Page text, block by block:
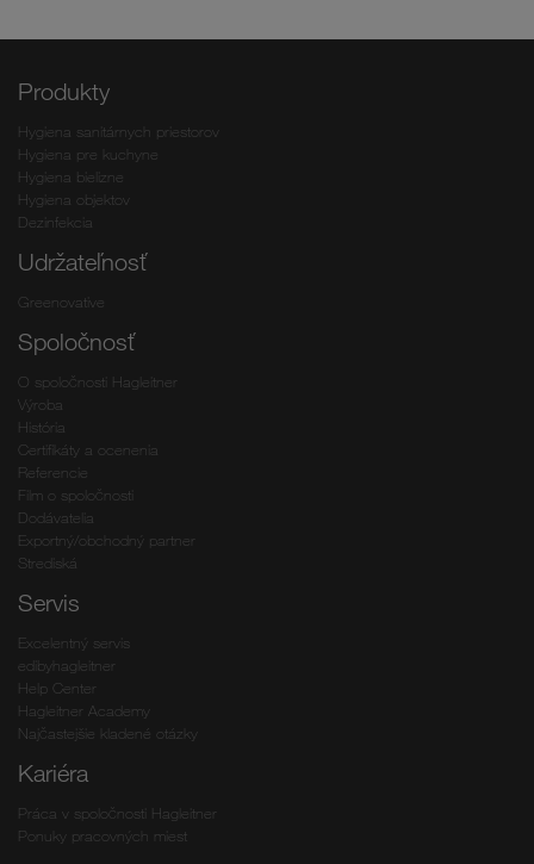
Produkty
Hygiena sanitárnych priestorov
Hygiena pre kuchyne
Hygiena bielizne
Hygiena objektov
Dezinfekcia
Udržateľnosť
Greenovative
Spoločnosť
O spoločnosti Hagleitner
Výroba
História
Certifikáty a ocenenia
Referencie
Film o spoločnosti
Dodávatelia
Exportný/obchodný partner
Strediská
Servis
Excelentný servis
edibyhagleitner
Help Center
Hagleitner Academy
Najčastejšie kladené otázky
Kariéra
Práca v spoločnosti Hagleitner
Ponuky pracovných miest